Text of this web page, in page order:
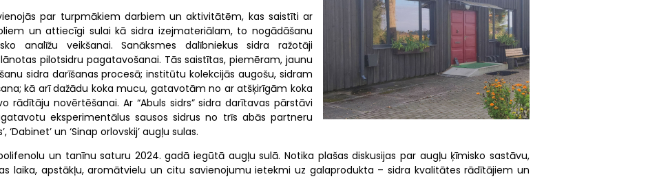
par turpmākiem darbiem un aktivitātēm, kas saistīti ar
un attiecīgi sulai kā sidra izejmateriālam, to nogādāšanu
analīžu veikšanai. Sanāksmes dalībniekus sidra ražotāji
pilotsidru pagatavošanai. Tās saistītas, piemēram, jaunu
sidra darīšanas procesā; institūtu kolekcijās augošu, sidram
kā arī dažādu koka mucu, gatavotām no ar atšķirīgām koka
rādītāju novērtēšanai. Ar “Abuls sidrs” sidra darītavas pārstāvi
eksperimentālus sausos sidrus no trīs abās partneru
‘Dabinet’ un ‘Sinap orlovskij’ augļu sulas.
un tanīnu saturu 2024. gadā iegūtā augļu sulā. Notika plašas diskusijas par augļu ķīmisko sastāvu,
laika, apstākļu, aromātvielu un citu savienojumu ietekmi uz galaprodukta – sidra kvalitātes rādītājiem un